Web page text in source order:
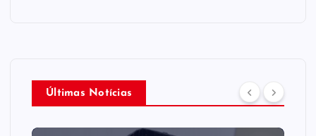
Últimas Notícias